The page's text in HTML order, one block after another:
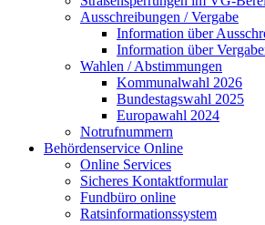
Ausschreibungen / Vergabe
Information über
Information über
Wahlen / Abstimmungen
Kommunalwahl 2026
Bundestagswahl 2025
Europawahl 2024
Notrufnummern
Behördenservice Online
Online Services
Sicheres Kontaktformular
Fundbüro online
Ratsinformationssystem